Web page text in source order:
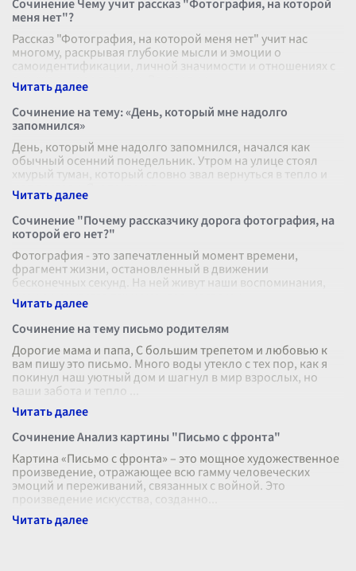
Сочинение Чему учит рассказ "Фотография, на которой
меня нет"?
Рассказ "Фотография, на которой меня нет" учит нас
многому, раскрывая глубокие мысли и эмоции о
самоидентификации, личной значимости и отношениях с
окружающими людьми. Во-первых,
Сочинение на тему: «День, который мне надолго
запомнился»
День, который мне надолго запомнился, начался как
обычный осенний понедельник. Утром на улице стоял
хмурый туман, который словно звал вернуться в тепло и
уют постели. Я, с трудом п
Сочинение "Почему рассказчику дорога фотография, на
которой его нет?"
Фотография - это запечатленный момент времени,
фрагмент жизни, остановленный в движении
бесконечных секунд. На ней живут наши воспоминания,
эмоции и чувства тех моментов, когда мы
Сочинение на тему письмо родителям
Дорогие мама и папа, С большим трепетом и любовью к
вам пишу это письмо. Много воды утекло с тех пор, как я
покинул наш уютный дом и шагнул в мир взрослых, но
ваши забота и тепло
Сочинение Анализ картины "Письмо с фронта"
Картина «Письмо с фронта» – это мощное художественное
произведение, отражающее всю гамму человеческих
эмоций и переживаний, связанных с войной. Это
произведение искусства, созданно